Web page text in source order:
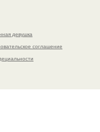
девушка
соглашение